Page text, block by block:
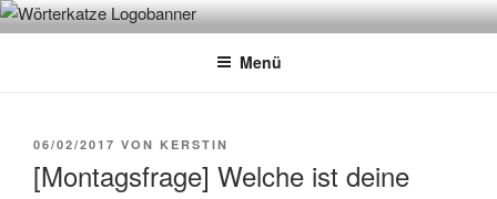
Zum
InhaltWÖRTERKATZE
Von Büchern erzählen
Menü
VERÖFFENTLICHT
06/02/2017 VON KERSTIN
[Montagsfrage] Welche ist deine